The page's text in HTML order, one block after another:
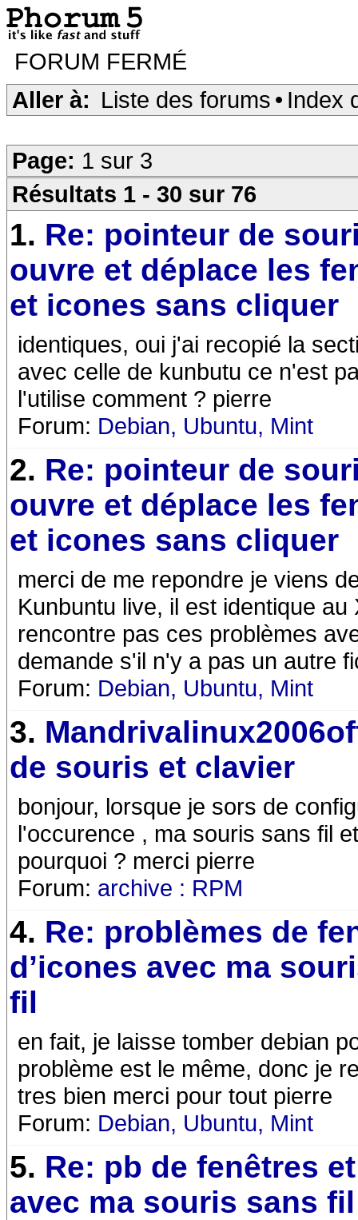
FORUM FERMÉ
Aller à: Liste des forums • Index
Page: 1 sur 3
Résultats 1 - 30 sur 76
1. Re: pointeur de
ouvre et déplace les
et icones sans cliquer
identiques, oui j'ai recopié la
avec celle de kunbutu ce n'est
l'utilise comment ? pierre
Forum: Debian, Ubuntu, Mint
2. Re: pointeur de
ouvre et déplace les
et icones sans cliquer
merci de me repondre je viens
Kunbuntu live, il est identique
rencontre pas ces problèmes
demande s'il n'y a pas un autre
Forum: Debian, Ubuntu, Mint
3.
de souris et clavier
bonjour, lorsque je sors de
l'occurence , ma souris sans fil
pourquoi ? merci pierre
Forum: archive : RPM
4. Re: problèmes de
d’icones avec ma
fil
en fait, je laisse tomber debian
problème est le même, donc je
tres bien merci pour tout pierre
Forum: Debian, Ubuntu, Mint
5. Re: pb de fenêtres
avec ma souris sans fil